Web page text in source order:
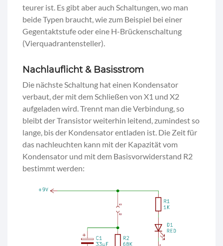
teurer ist. Es gibt aber auch Schaltungen, wo man
beide Typen braucht, wie zum Beispiel bei einer
Gegentaktstufe oder eine H-Brückenschaltung
(Vierquadrantensteller).
Nachlauflicht & Basisstrom
Die nächste Schaltung hat einen Kondensator
verbaut, der mit dem Schließen von X1 und X2
aufgeladen wird. Trennt man die Verbindung, so
bleibt der Transistor weiterhin leitend, zumindest so
lange, bis der Kondensator entladen ist. Die Zeit für
das nachleuchten kann mit der Kapazität vom
Kondensator und mit dem Basisvorwiderstand R2
bestimmt werden: